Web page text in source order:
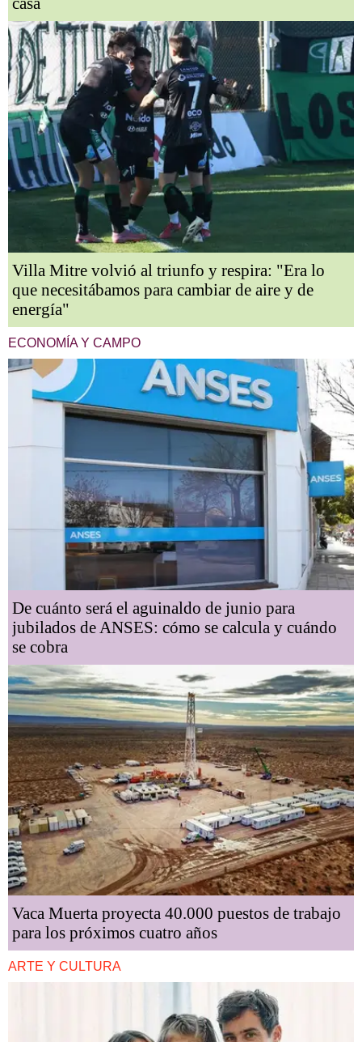
Villa Mitre volvió al triunfo y respira: "Era lo
que necesitábamos para cambiar de aire y de
energía"
ECONOMÍA Y CAMPO
De cuánto será el aguinaldo de junio para
jubilados de ANSES: cómo se calcula y cuándo
se cobra
Vaca Muerta proyecta 40.000 puestos de trabajo
para los próximos cuatro años
ARTE Y CULTURA